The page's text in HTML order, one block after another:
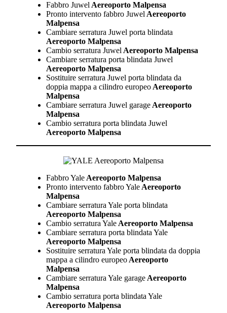
Fabbro Juwel Aereoporto Malpensa
Pronto intervento fabbro Juwel Aereoporto
Malpensa
Cambiare serratura Juwel porta blindata
Aereoporto Malpensa
Cambio serratura Juwel Aereoporto Malpensa
Cambiare serratura porta blindata Juwel
Aereoporto Malpensa
Sostituire serratura Juwel porta blindata da
doppia mappa a cilindro europeo Aereoporto
Malpensa
Cambiare serratura Juwel garage Aereoporto
Malpensa
Cambio serratura porta blindata Juwel
Aereoporto Malpensa
Fabbro Yale Aereoporto Malpensa
Pronto intervento fabbro Yale Aereoporto
Malpensa
Cambiare serratura Yale porta blindata
Aereoporto Malpensa
Cambio serratura Yale Aereoporto Malpensa
Cambiare serratura porta blindata Yale
Aereoporto Malpensa
Sostituire serratura Yale porta blindata da doppia
mappa a cilindro europeo Aereoporto
Malpensa
Cambiare serratura Yale garage Aereoporto
Malpensa
Cambio serratura porta blindata Yale
Aereoporto Malpensa